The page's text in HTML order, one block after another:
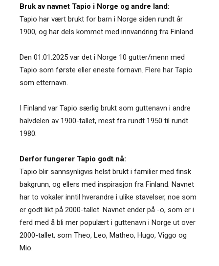
Bruk av navnet Tapio i Norge og andre land:
Tapio har vært brukt for barn i Norge siden rundt år
1900, og har dels kommet med innvandring fra Finland.
Den 01.01.2025 var det i Norge 10 gutter/menn med
Tapio som første eller eneste fornavn. Flere har Tapio
som etternavn.
I Finland var Tapio særlig brukt som guttenavn i andre
halvdelen av 1900-tallet, mest fra rundt 1950 til rundt
1980.
Derfor fungerer Tapio godt nå:
Tapio blir sannsynligvis helst brukt i familier med finsk
bakgrunn, og ellers med inspirasjon fra Finland. Navnet
har to vokaler inntil hverandre i ulike stavelser, noe som
er godt likt på 2000-tallet. Navnet ender på -o, som er i
ferd med å bli mer populært i guttenavn i Norge ut over
2000-tallet, som Theo, Leo, Matheo, Hugo, Viggo og
Mio.